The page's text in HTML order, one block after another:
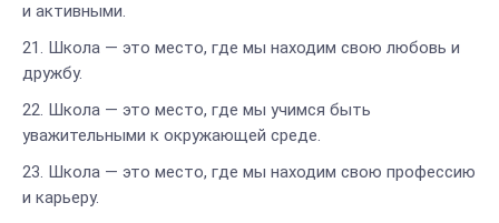
и активными.
Школа — это место, где мы находим свою любовь и
дружбу.
Школа — это место, где мы учимся быть
уважительными к окружающей среде.
Школа — это место, где мы находим свою профессию
и карьеру.